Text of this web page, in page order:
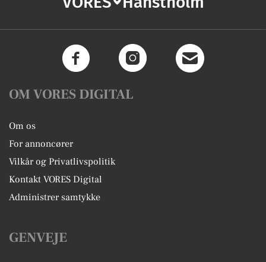
OM VORES DIGITAL
Om os
For annoncører
Vilkår og Privatlivspolitik
Kontakt VORES Digital
Administrer samtykke
GENVEJE